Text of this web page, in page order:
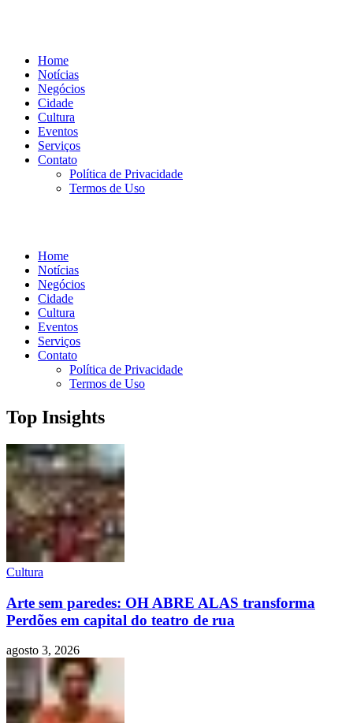
Home
Notícias
Negócios
Cidade
Cultura
Eventos
Serviços
Contato
Política de Privacidade
Termos de Uso
Home
Notícias
Negócios
Cidade
Cultura
Eventos
Serviços
Contato
Política de Privacidade
Termos de Uso
Top Insights
Cultura
Arte sem paredes: OH ABRE ALAS transforma
Perdões em capital do teatro de rua
agosto 3, 2026